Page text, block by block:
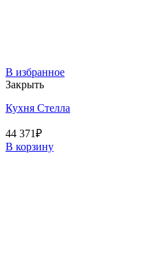
В избранное
Закрыть
Кухня Стелла
44 371₽
В корзину